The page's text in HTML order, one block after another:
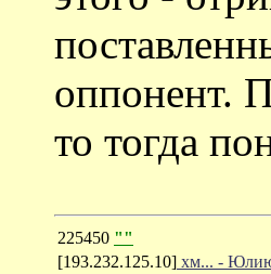
оппонент.
то тогда
225450 ""
[193.232.125.10] хм... -